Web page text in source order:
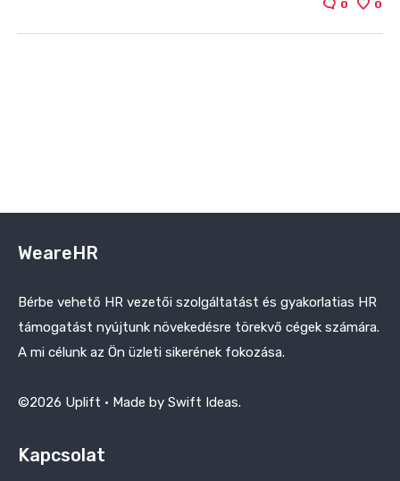
0 0
WeareHR
Bérbe vehető HR vezetői szolgáltatást és gyakorlatias HR
támogatást nyújtunk növekedésre törekvő cégek számára.
A mi célunk az Ön üzleti sikerének fokozása.
©2026 Uplift · Made by Swift Ideas.
Kapcsolat